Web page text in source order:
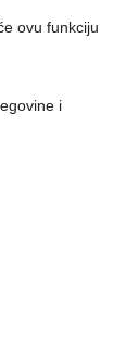
ovu funkciju
i